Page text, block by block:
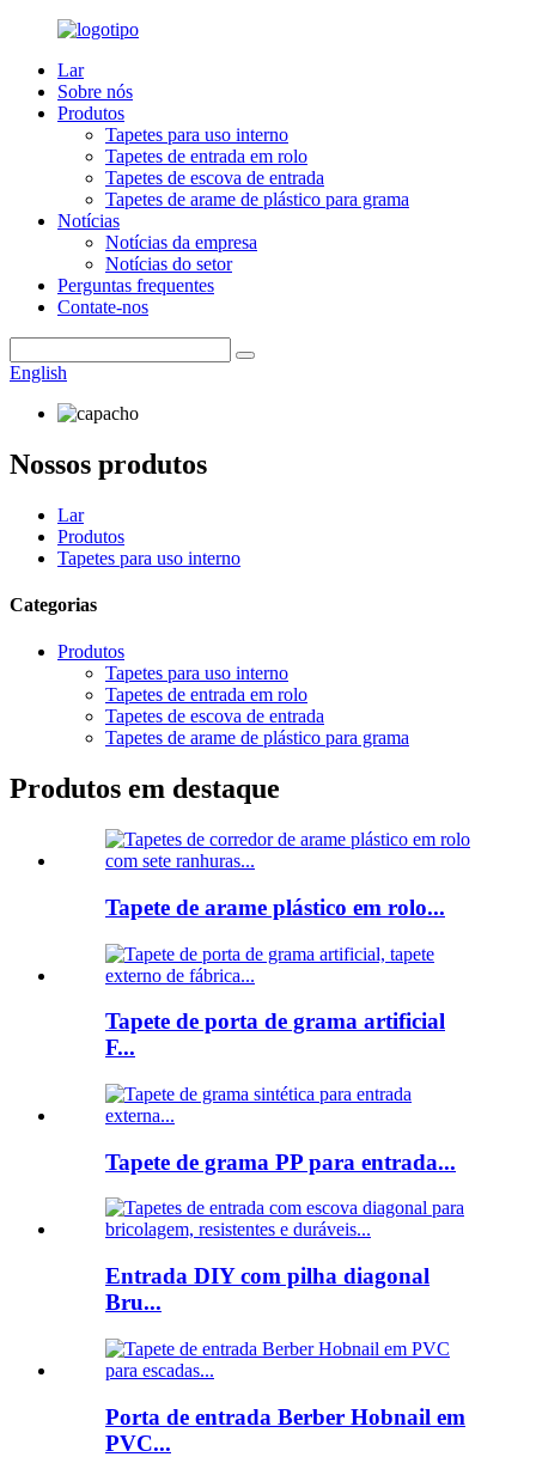
Lar
Sobre nós
Produtos
Tapetes para uso interno
Tapetes de entrada em rolo
Tapetes de escova de entrada
Tapetes de arame de plástico para grama
Notícias
Notícias da empresa
Notícias do setor
Perguntas frequentes
Contate-nos
English
Nossos produtos
Lar
Produtos
Tapetes para uso interno
Categorias
Produtos
Tapetes para uso interno
Tapetes de entrada em rolo
Tapetes de escova de entrada
Tapetes de arame de plástico para grama
Produtos em destaque
Tapete de arame plástico em rolo...
Tapete de porta de grama artificial
F...
Tapete de grama PP para entrada...
Entrada DIY com pilha diagonal
Bru...
Porta de entrada Berber Hobnail em
PVC...